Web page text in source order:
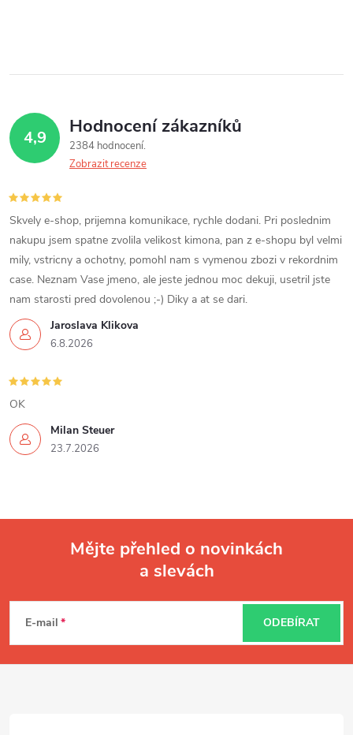
4,9 Hodnocení zákazníků
2384 hodnocení
Zobrazit recenze
Jaroslava Klikova
6.8.2026
Skvely e-shop, prijemna komunikace, rychle dodani. Pri poslednim
nakupu jsem spatne zvolila velikost kimona, pan z e-shopu byl velmi
mily, vstricny a ochotny, pomohl nam s vymenou zbozi v rekordnim
case. Neznam Vase jmeno, ale jeste jednou moc dekuji, usetril jste
nam starosti pred dovolenou ;-) Diky a at se dari.
Milan Steuer
23.7.2026
OK
p
Mějte přehled o novinkách
a slevách
E-mail ODEBÍRAT